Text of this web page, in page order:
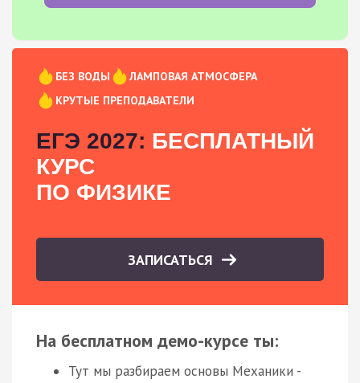
БЕЗ ВОДЫ
ЛАМПОВАЯ АТМОСФЕРА
КРУТЫЕ ПРЕПОДАВАТЕЛИ
ЕГЭ 2027: БЕСПЛАТНЫЙ
КУРС
ПО ФИЗИКЕ
ЗАПИСАТЬСЯ
На бесплатном демо-курсе ты:
Тут мы разбираем основы Механики -